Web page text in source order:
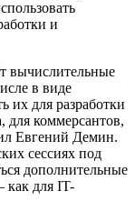
и
вычислительные
в виде
их для разработки
для коммерсантов,
Евгений Демин.
сессиях под
дополнительные
для IT-